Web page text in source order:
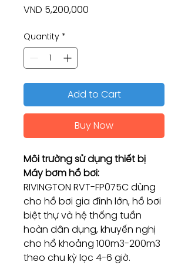
VND 5,200,000
Quantity *
Add to Cart
Buy Now
Môi trường sử dụng thiết bị
Máy bơm hồ bơi:
RIVINGTON RVT-FP075C dùng
cho hồ bơi gia đình lớn, hồ bơi
biệt thự và hệ thống tuần
hoàn dân dụng, khuyến nghị
cho hồ khoảng 100m3-200m3
theo chu kỳ lọc 4-6 giờ.